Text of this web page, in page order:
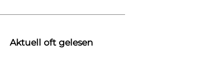
Aktuell oft gelesen